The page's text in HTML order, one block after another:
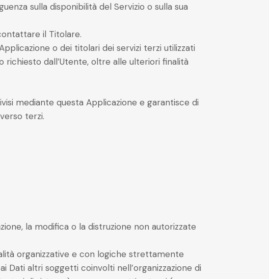
sulla disponibilità del Servizio o sulla sua
il Titolare.
o dei titolari dei servizi terzi utilizzati
richiesto dall’Utente, oltre alle ulteriori finalità
mediante questa Applicazione e garantisce di
terzi.
la modifica o la distruzione non autorizzate
organizzative e con logiche strettamente
altri soggetti coinvolti nell’organizzazione di